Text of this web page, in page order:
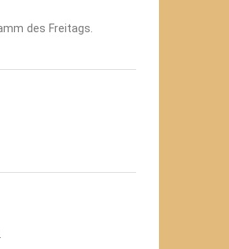
des Freitags.